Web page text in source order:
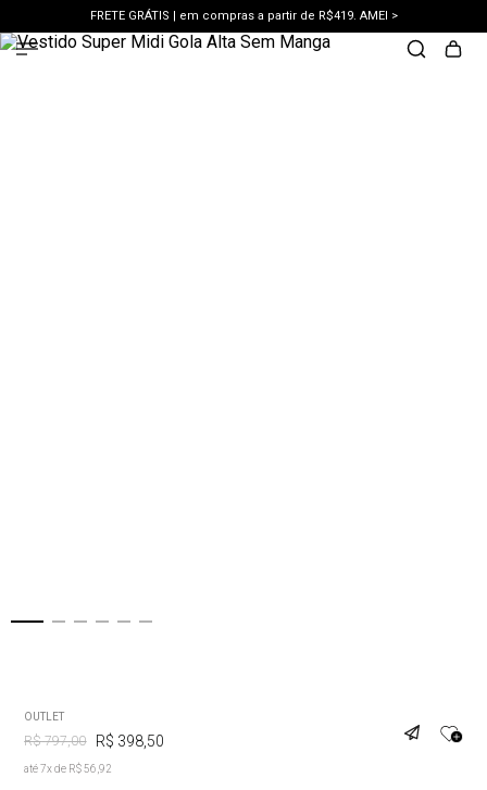
FRETE GRÁTIS | em compras a partir de R$419. AMEI >
PIX | 5% off no pix à vista. APROVEITAR >
OUTLET
R$ 797,00 R$ 398 50
até 7x de R$ 56,92